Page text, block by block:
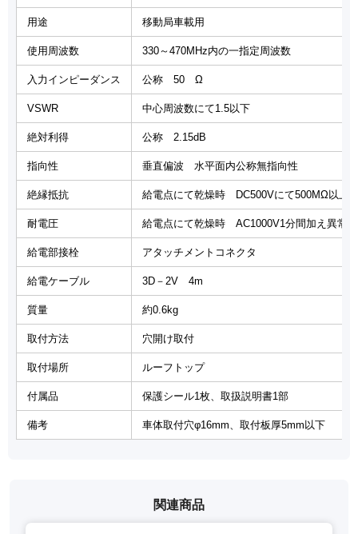
用途 移動局車載用
使用周波数 330～470MHz内の一指定周波数
入力インピーダンス 公称 50 Ω
VSWR 中心周波数にて1.5以下
絶対利得 公称 2.15dB
指向性 垂直偏波 水平面内公称無指向性
絶縁抵抗 給電点にて乾燥時 DC500Vにて500MΩ以上
耐電圧 給電点にて乾燥時 AC1000V1分間加え異常
給電部接栓 アタッチメントコネクタ
給電ケーブル 3D－2V 4m
質量 約0.6kg
取付方法 穴開け取付
取付場所 ルーフトップ
付属品 保護シール1枚、取扱説明書1部
備考 車体取付穴φ16mm、取付板厚5mm以下
関連商品